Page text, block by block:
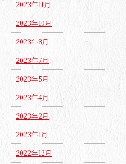
2023年11月
2023年10月
2023年8月
2023年7月
2023年5月
2023年4月
2023年2月
2023年1月
2022年12月